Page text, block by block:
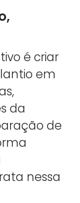
é criar
em
da
de
nessa